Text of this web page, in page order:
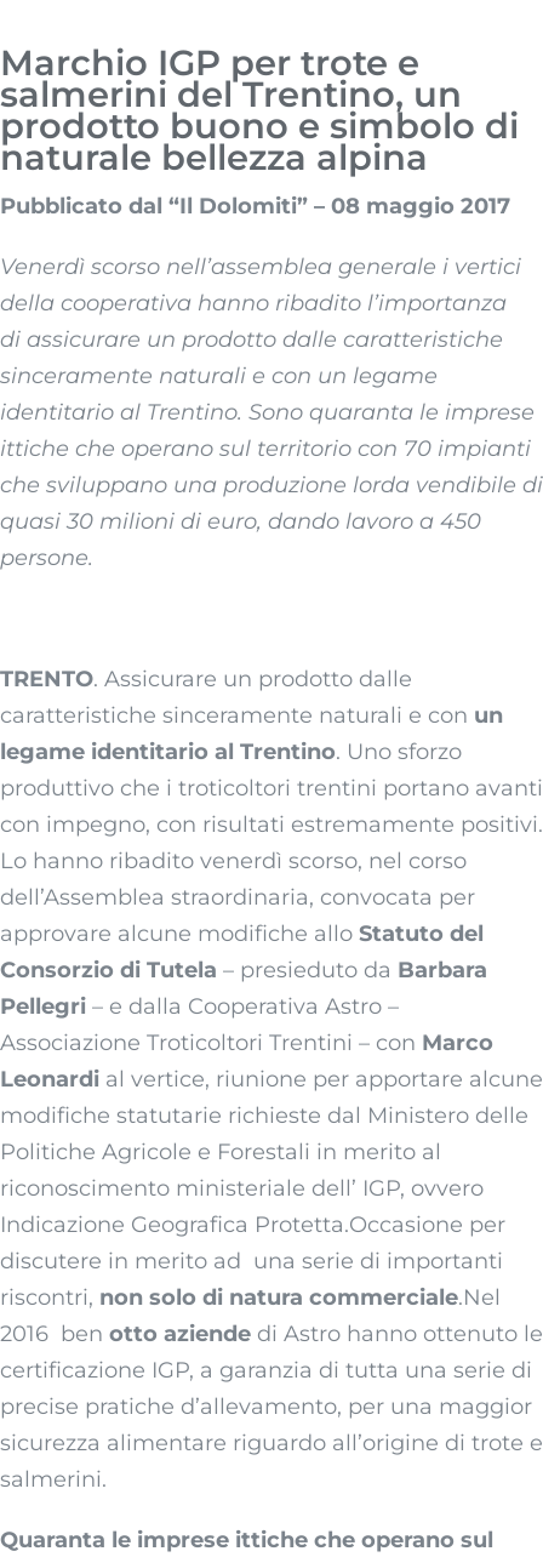
Marchio IGP per trote e
salmerini del Trentino, un
prodotto buono e simbolo di
naturale bellezza alpina
Pubblicato dal “Il Dolomiti” – 08 maggio 2017
Venerdì scorso nell’assemblea generale i vertici
della cooperativa hanno ribadito l’importanza
di assicurare un prodotto dalle caratteristiche
sinceramente naturali e con un legame
identitario al Trentino. Sono quaranta le imprese
ittiche che operano sul territorio con 70 impianti
che sviluppano una produzione lorda vendibile di
quasi 30 milioni di euro, dando lavoro a 450
persone.
TRENTO. Assicurare un prodotto dalle
caratteristiche sinceramente naturali e con un
legame identitario al Trentino. Uno sforzo
produttivo che i troticoltori trentini portano avanti
con impegno, con risultati estremamente positivi.
Lo hanno ribadito venerdì scorso, nel corso
dell’Assemblea straordinaria, convocata per
approvare alcune modifiche allo Statuto del
Consorzio di Tutela – presieduto da Barbara
Pellegri – e dalla Cooperativa Astro –
Associazione Troticoltori Trentini – con Marco
Leonardi al vertice, riunione per apportare alcune
modifiche statutarie richieste dal Ministero delle
Politiche Agricole e Forestali in merito al
riconoscimento ministeriale dell’ IGP, ovvero
Indicazione Geografica Protetta.Occasione per
discutere in merito ad una serie di importanti
riscontri, non solo di natura commerciale.Nel
2016 ben otto aziende di Astro hanno ottenuto le
certificazione IGP, a garanzia di tutta una serie di
precise pratiche d’allevamento, per una maggior
sicurezza alimentare riguardo all’origine di trote e
salmerini.
Quaranta le imprese ittiche che operano sul